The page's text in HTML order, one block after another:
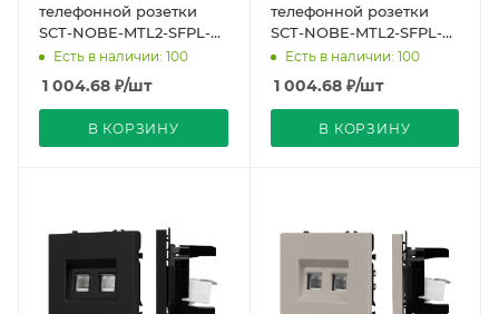
телефонной розетки
SCT-NOBE-MTL2-SFPL-
GR (RJ-11, 4C) (Arlight,
Серый базальт)
Есть в наличии: 100
1 004.68 ₽/шт
В КОРЗИНУ
телефонной розетки
SCT-NOBE-MTL2-SFPL-
WH (RJ-11, 4C) (Arlight,
Белый кварц)
Есть в наличии: 100
1 004.68₽/шт
В КОРЗИНУ